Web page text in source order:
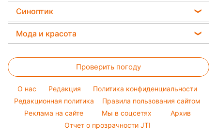
Новости Днепра
Новости Тернополя
Праздничное меню
Закуски
Ольга Сумская
Филипп Киркоров
Елена Зеленская
Ани Лорак
Алла Пугачева
Максим Галкин
Настя Каменских
Авто
Стирка
Цены на продукты
Денежная помощь
Тарифы
Курс валют
Синоптик
Прогноз погоды
Магнитные бури
Погода на сегодня
Погода на завтра
Пылевая буря
Мода и красота
Окрашивание волос
Красивый маникюр
Модные ошибки
Новости моды
Советы от Андре Тана
Проверить погоду
O нас Редакция
Политика конфиденциальности
Редакционная политика
Правила пользования сайтом
Реклама на сайте
Мы в соцсетях
Архив
Отчет о прозрачности JTI